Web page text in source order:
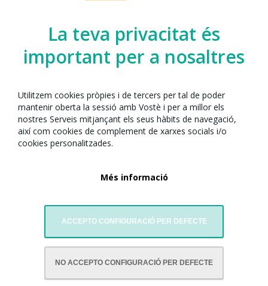
La teva privacitat és
important per a nosaltres
Utilitzem cookies pròpies i de tercers per tal de poder
mantenir oberta la sessió amb Vostè i per a millor els
nostres Serveis mitjançant els seus hàbits de navegació,
així com cookies de complement de xarxes socials i/o
cookies personalitzades.
Més informació
ACCEPTO CONFIGURACIÓ PER DEFECTE
NO ACCEPTO CONFIGURACIÓ PER DEFECTE